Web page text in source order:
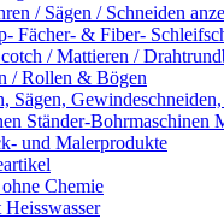
/ Sägen / Schneiden
Fächer- & Fiber-
/ Mattieren /
/ Rollen & Bögen
Sägen,
Ständer-Bohrmaschinen
und Malerprodukte
Chemie